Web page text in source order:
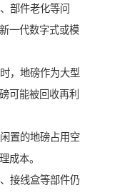
部件老化等问
一代数字式或模
，地磅作为大型
可能被回收再利
置的地磅占用空
成本。
接线盒等部件仍